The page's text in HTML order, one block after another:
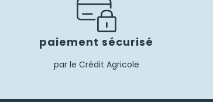
paiement sécurisé
par le Crédit Agricole